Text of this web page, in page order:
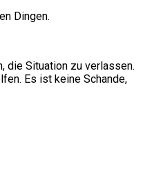
Dingen.
die Situation zu verlassen.
Es ist keine Schande,